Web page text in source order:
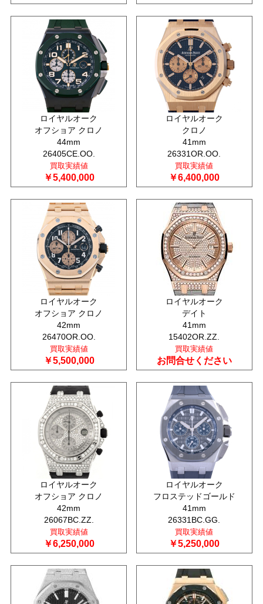
ロイヤルオーク
オフショア クロノ
44mm
26405CE.OO.
買取実績値
￥5,400,000
ロイヤルオーク
クロノ
41mm
26331OR.OO.
買取実績値
￥6,400,000
ロイヤルオーク
オフショア クロノ
42mm
26470OR.OO.
買取実績値
￥5,500,000
ロイヤルオーク
デイト
41mm
15402OR.ZZ.
買取実績値
お問合せください
ロイヤルオーク
オフショア クロノ
42mm
26067BC.ZZ.
買取実績値
￥6,250,000
ロイヤルオーク
フロステッドゴールド
41mm
26331BC.GG.
買取実績値
￥5,250,000